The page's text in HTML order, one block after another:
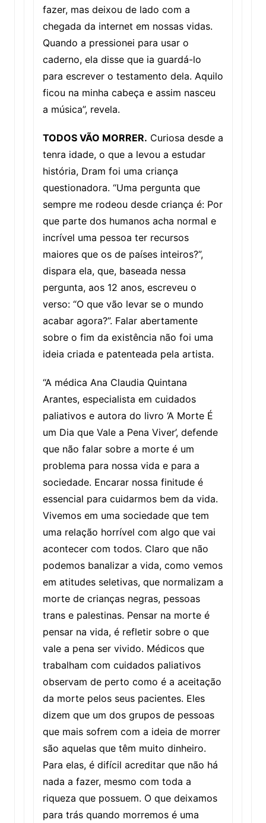
fazer, mas deixou de lado com a
chegada da internet em nossas vidas.
Quando a pressionei para usar o
caderno, ela disse que ia guardá-lo
para escrever o testamento dela. Aquilo
ficou na minha cabeça e assim nasceu
a música”, revela.
TODOS VÃO MORRER. Curiosa desde a
tenra idade, o que a levou a estudar
história, Dram foi uma criança
questionadora. “Uma pergunta que
sempre me rodeou desde criança é: Por
que parte dos humanos acha normal e
incrível uma pessoa ter recursos
maiores que os de países inteiros?”,
dispara ela, que, baseada nessa
pergunta, aos 12 anos, escreveu o
verso: “O que vão levar se o mundo
acabar agora?”. Falar abertamente
sobre o fim da existência não foi uma
ideia criada e patenteada pela artista.
“A médica Ana Claudia Quintana
Arantes, especialista em cuidados
paliativos e autora do livro ‘A Morte É
um Dia que Vale a Pena Viver’, defende
que não falar sobre a morte é um
problema para nossa vida e para a
sociedade. Encarar nossa finitude é
essencial para cuidarmos bem da vida.
Vivemos em uma sociedade que tem
uma relação horrível com algo que vai
acontecer com todos. Claro que não
podemos banalizar a vida, como vemos
em atitudes seletivas, que normalizam a
morte de crianças negras, pessoas
trans e palestinas. Pensar na morte é
pensar na vida, é refletir sobre o que
vale a pena ser vivido. Médicos que
trabalham com cuidados paliativos
observam de perto como é a aceitação
da morte pelos seus pacientes. Eles
dizem que um dos grupos de pessoas
que mais sofrem com a ideia de morrer
são aquelas que têm muito dinheiro.
Para elas, é difícil acreditar que não há
nada a fazer, mesmo com toda a
riqueza que possuem. O que deixamos
para trás quando morremos é uma